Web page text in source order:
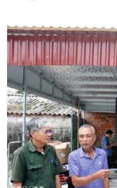
Người dân di chuyển
9/2/
Hãng tin Asian
Ấn Độ ngày 24/2
ra nhiều ca tử